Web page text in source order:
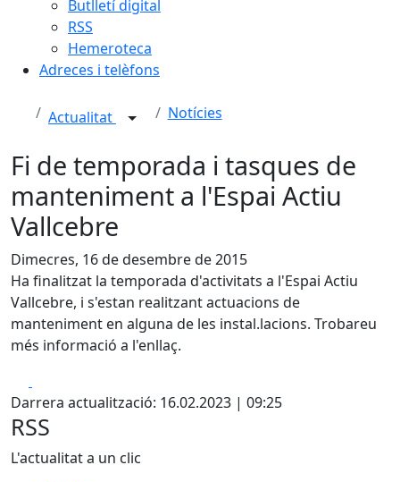
Butlletí digital
RSS
Hemeroteca
Adreces i telèfons
Actualitat Notícies
Fi de temporada i tasques de
manteniment a l'Espai Actiu
Vallcebre
Dimecres, 16 de desembre de 2015
Ha finalitzat la temporada d'activitats a l'Espai Actiu
Vallcebre, i s'estan realitzant actuacions de
manteniment en alguna de les instal.lacions. Trobareu
més informació a l'enllaç.
Darrera actualització: 16.02.2023 | 09:25
RSS
L'actualitat a un clic